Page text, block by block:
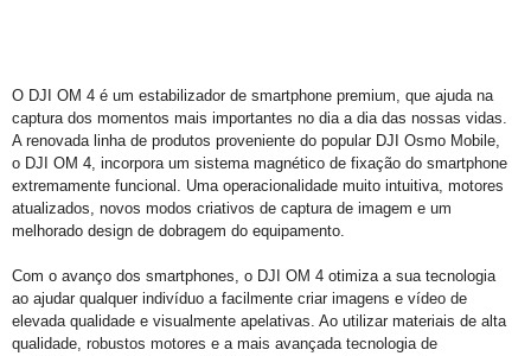
O DJI OM 4 é um estabilizador de smartphone premium, que ajuda na
captura dos momentos mais importantes no dia a dia das nossas vidas.
A renovada linha de produtos proveniente do popular DJI Osmo Mobile,
o DJI OM 4, incorpora um sistema magnético de fixação do smartphone
extremamente funcional. Uma operacionalidade muito intuitiva, motores
atualizados, novos modos criativos de captura de imagem e um
melhorado design de dobragem do equipamento.
Com o avanço dos smartphones, o DJI OM 4 otimiza a sua tecnologia
ao ajudar qualquer indivíduo a facilmente criar imagens e vídeo de
elevada qualidade e visualmente apelativas. Ao utilizar materiais de alta
qualidade, robustos motores e a mais avançada tecnologia de